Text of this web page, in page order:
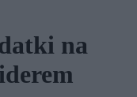
na